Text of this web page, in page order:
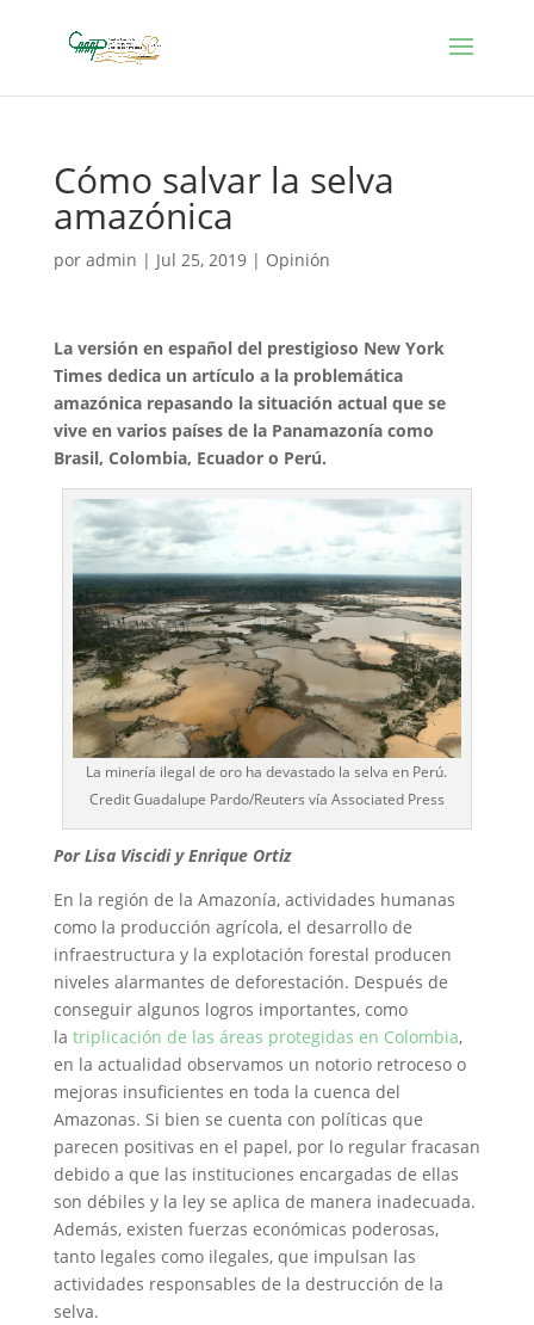
Cómo salvar la selva
amazónica
por admin | Jul 25, 2019| Opinión
La versión en español del prestigioso New York
Times dedica un artículo a la problemática
amazónica repasando la situación actual que se
vive en varios países de la Panamazonía como
Brasil, Colombia, Ecuador o Perú.
La minería ilegal de oro ha devastado la selva en Perú.
Credit Guadalupe Pardo/Reuters vía Associated Press
Por Lisa Viscidi y Enrique Ortiz
En la región de la Amazonía, actividades humanas
como la producción agrícola, el desarrollo de
infraestructura y la explotación forestal producen
niveles alarmantes de deforestación. Después de
conseguir algunos logros importantes, como
la triplicación de las áreas protegidas en Colombia,
en la actualidad observamos un notorio retroceso o
mejoras insuficientes en toda la cuenca del
Amazonas. Si bien se cuenta con políticas que
parecen positivas en el papel, por lo regular fracasan
debido a que las instituciones encargadas de ellas
son débiles y la ley se aplica de manera inadecuada.
Además, existen fuerzas económicas poderosas,
tanto legales como ilegales, que impulsan las
actividades responsables de la destrucción de la
selva.